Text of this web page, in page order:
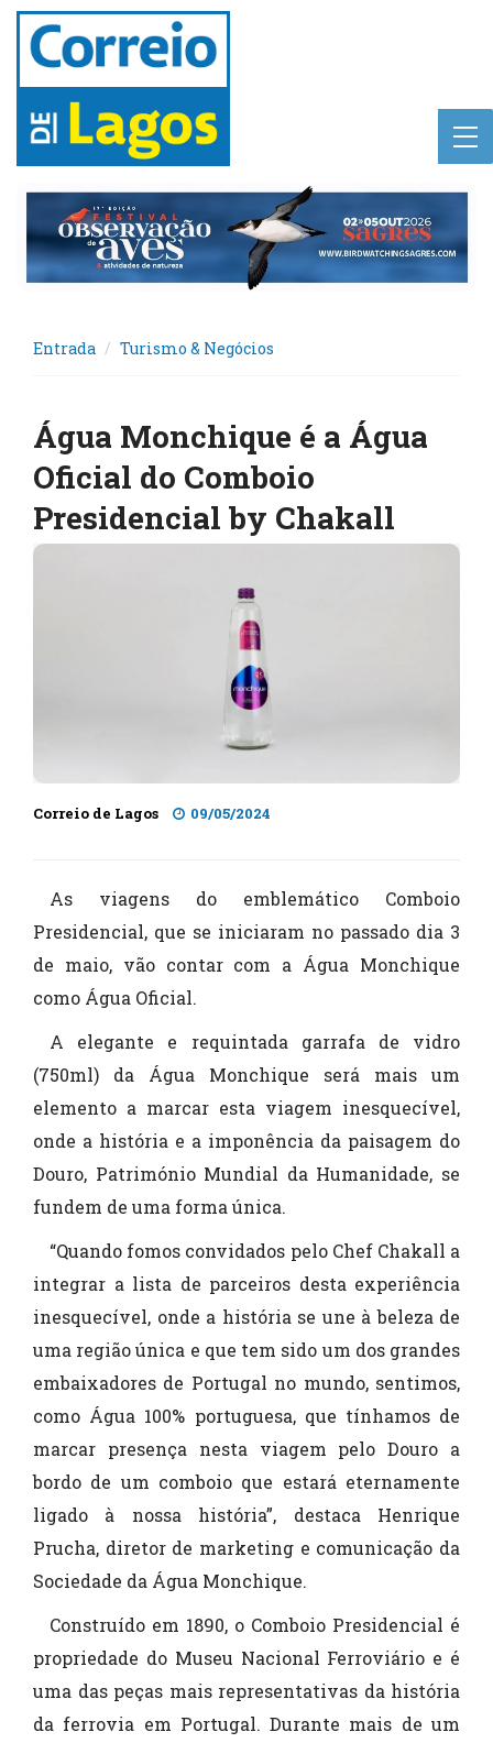
Entrada Turismo & Negócios
Água Monchique é a Água
Oficial do Comboio
Presidencial by Chakall
Correio de Lagos 09/05/2024
As viagens do emblemático Comboio
Presidencial, que se iniciaram no passado dia 3
de maio, vão contar com a Água Monchique
como Água Oficial.
A elegante e requintada garrafa de vidro
(750ml) da Água Monchique será mais um
elemento a marcar esta viagem inesquecível,
onde a história e a imponência da paisagem do
Douro, Património Mundial da Humanidade, se
fundem de uma forma única.
“Quando fomos convidados pelo Chef Chakall a
integrar a lista de parceiros desta experiência
inesquecível, onde a história se une à beleza de
uma região única e que tem sido um dos grandes
embaixadores de Portugal no mundo, sentimos,
como Água 100% portuguesa, que tínhamos de
marcar presença nesta viagem pelo Douro a
bordo de um comboio que estará eternamente
ligado à nossa história”, destaca Henrique
Prucha, diretor de marketing e comunicação da
Sociedade da Água Monchique.
Construído em 1890, o Comboio Presidencial é
propriedade do Museu Nacional Ferroviário e é
uma das peças mais representativas da história
da ferrovia em Portugal. Durante mais de um